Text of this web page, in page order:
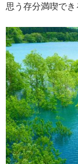
思う存分満喫でき